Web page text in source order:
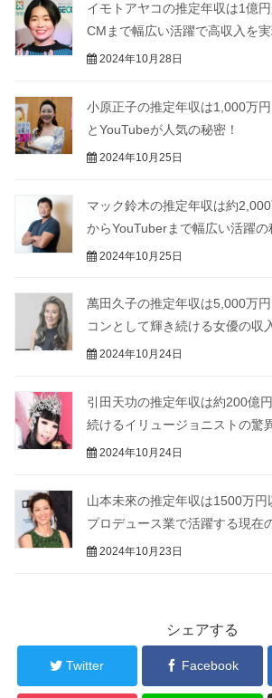
イモトアヤコの推定年収は1億
CMまで幅広い活躍で高収入を実
2024年10月28日
小原正子の推定年収は1,000万
とYouTubeが人気の秘密！
2024年10月25日
マック鈴木の推定年収は約
からYouTuberまで幅広い活躍の
2024年10月25日
萬田久子の推定年収は5,000万
コンとして輝き続ける女優の収
2024年10月24日
引田天功の推定年収は約200億
続けるイリュージョニストの驚
2024年10月24日
山本未來の推定年収は1500万円
プロデュース業で活躍する現在
2024年10月23日
シェアする
Twitter Facebook